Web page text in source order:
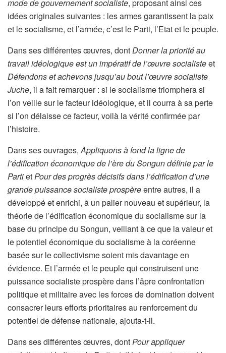
mode de gouvernement socialiste, proposant ainsi ces
idées originales suivantes : les armes garantissent la paix
et le socialisme, et l’armée, c’est le Parti, l’Etat et le peuple.
Dans ses différentes œuvres, dontDonner la priorité au
travail idéologique est un impératif de l’œuvre socialisteet
Défendons et achevons jusqu’au bout l’œuvre socialiste
Juche, il a fait remarquer : si le socialisme triomphera si
l’on veille sur le facteur idéologique, et il courra à sa perte
si l’on délaisse ce facteur, voilà la vérité confirmée par
l’histoire.
Dans ses ouvrages,Appliquons à fond la ligne de
l’édification économique de l’ère du Songun définie par le
PartietPour des progrès décisifs dans l’édification d’une
grande puissance socialiste prospèreentre autres, il a
développé et enrichi, à un palier nouveau et supérieur, la
théorie de l’édification économique du socialisme sur la
base du principe du Songun, veillant à ce que la valeur et
le potentiel économique du socialisme à la coréenne
basée sur le collectivisme soient mis davantage en
évidence. Et l’armée et le peuple qui construisent une
puissance socialiste prospère dans l’âpre confrontation
politique et militaire avec les forces de domination doivent
consacrer leurs efforts prioritaires au renforcement du
potentiel de défense nationale, ajouta-t-il.
Dans ses différentes œuvres, dontPour appliquer